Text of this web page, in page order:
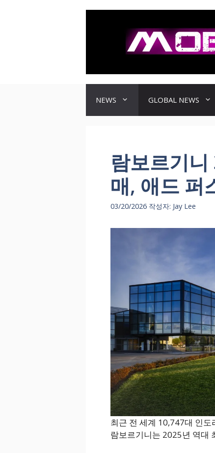
NEWS GLOBAL NEWS
람보르기
매, 애드 퍼
03/20/2026 작성자: Jay Lee
최근 전 세계 10,747대 인
람보르기니는 2025년 역대